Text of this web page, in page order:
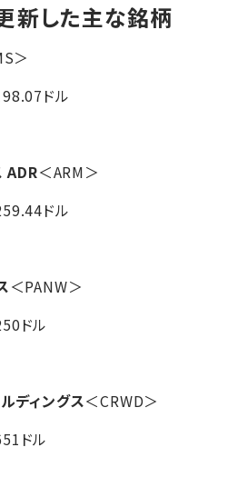
新した主な銘柄
＞
ドル
ADR＜ARM＞
ドル
＜PANW＞
ドル
ディングス＜CRWD＞
ドル